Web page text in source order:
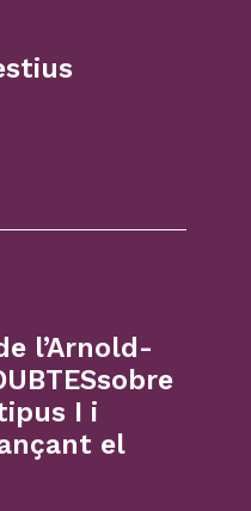
l’Arnold-
I i
el